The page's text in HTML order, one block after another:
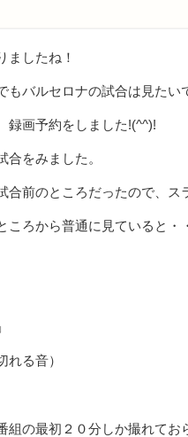
ましたね！
バルセロナの試合は見たい
録画予約をしました!(^^)!
をみました。
合前のところだったので、ス
ころから普通に見ていると・
れる音）
組の最初２０分しか撮れてお